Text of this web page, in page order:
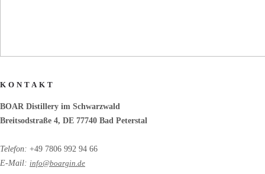
KONTAKT
BOAR Distillery im Schwarzwald
Breitsodstraße 4, DE 77740 Bad Peterstal
Telefon: +49 7806 992 94 66
E-Mail: info@boargin.de